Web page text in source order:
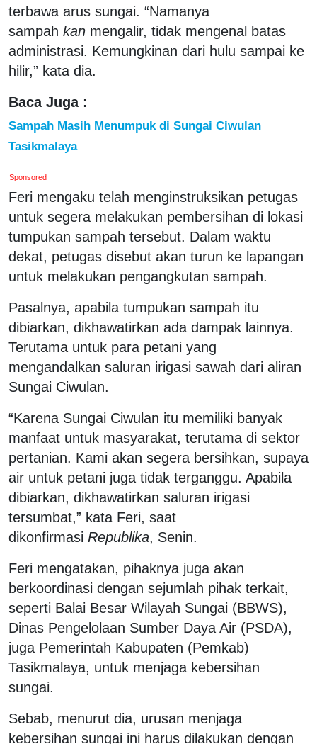
terbawa arus sungai. “Namanya
sampah kan mengalir, tidak mengenal batas
administrasi. Kemungkinan dari hulu sampai ke
hilir,” kata dia.
Baca Juga :
Sampah Masih Menumpuk di Sungai Ciwulan
Tasikmalaya
Sponsored
Feri mengaku telah menginstruksikan petugas
untuk segera melakukan pembersihan di lokasi
tumpukan sampah tersebut. Dalam waktu
dekat, petugas disebut akan turun ke lapangan
untuk melakukan pengangkutan sampah.
Pasalnya, apabila tumpukan sampah itu
dibiarkan, dikhawatirkan ada dampak lainnya.
Terutama untuk para petani yang
mengandalkan saluran irigasi sawah dari aliran
Sungai Ciwulan.
“Karena Sungai Ciwulan itu memiliki banyak
manfaat untuk masyarakat, terutama di sektor
pertanian. Kami akan segera bersihkan, supaya
air untuk petani juga tidak terganggu. Apabila
dibiarkan, dikhawatirkan saluran irigasi
tersumbat,” kata Feri, saat
dikonfirmasi Republika, Senin.
Feri mengatakan, pihaknya juga akan
berkoordinasi dengan sejumlah pihak terkait,
seperti Balai Besar Wilayah Sungai (BBWS),
Dinas Pengelolaan Sumber Daya Air (PSDA),
juga Pemerintah Kabupaten (Pemkab)
Tasikmalaya, untuk menjaga kebersihan
sungai.
Sebab, menurut dia, urusan menjaga
kebersihan sungai ini harus dilakukan dengan